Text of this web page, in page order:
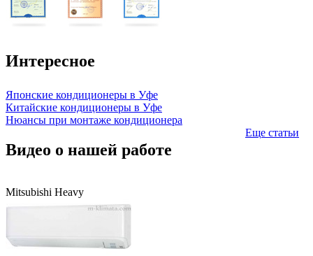
Интересное
Японские кондиционеры в Уфе
Китайские кондиционеры в Уфе
Нюансы при монтаже кондиционера
Еще статьи
Видео о нашей работе
Mitsubishi Heavy